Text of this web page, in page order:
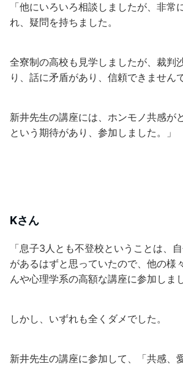
「他にいろいろ相談しましたが、非常
れ、疑問を持ちました。
全寮制の高校も見学しましたが、裁判
り、話に矛盾があり、信頼できません
新井先生の講座には、ホンモノ共感が
という期待があり、参加しました。」
Kさん
「息子3人とも不登校ということは、
があるはずと思っていたので、他の様
んや心理学系の高額な講座に参加しまし
しかし、いずれも全くダメでした。
新井先生の講座に参加して、「共感、